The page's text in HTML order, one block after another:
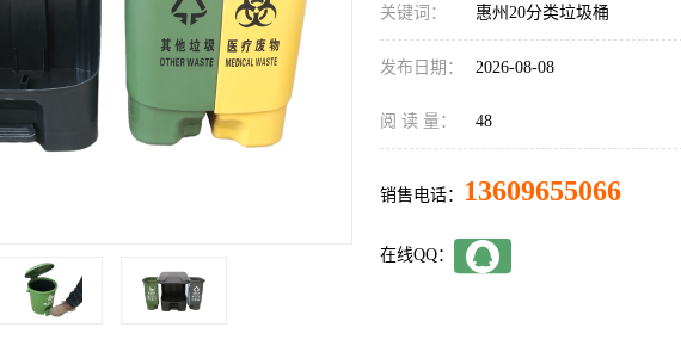
关键词： 惠州20分类垃圾桶
发布日期： 2026-08-08
阅 读 量： 48
销售电话： 13609655066
在线QQ：